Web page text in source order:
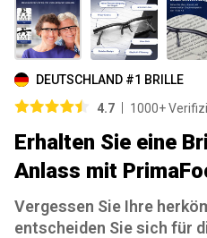
DEUTSCHLAND #1 BRILLE
4.7
1000+
Erhalten Sie eine
Anlass mit
Vergessen Sie Ihre
entscheiden Sie sich für